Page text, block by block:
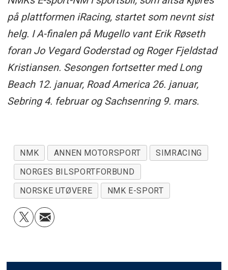
på plattformen iRacing, startet som nevnt sist
helg. I A-finalen på Mugello vant Erik Røseth
foran Jo Vegard Goderstad og Roger Fjeldstad
Kristiansen. Sesongen fortsetter med Long
Beach 12. januar, Road America 26. januar,
Sebring 4. februar og Sachsenring 9. mars.
NMK ANNEN MOTORSPORT
SIMRACING
NORGES BILSPORTFORBUND
NORSKE UTØVERE
NMK E-SPORT